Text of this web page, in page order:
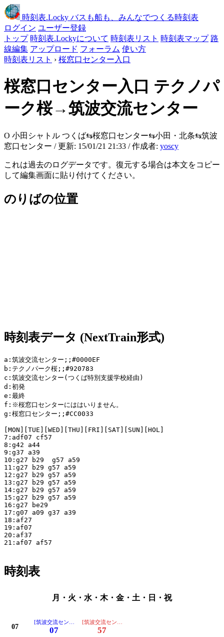
時刻表.Locky バスも船も、みんなでつくる時刻表
ログイン ユーザー登録
トップ 時刻表.Lockyについて 時刻表リスト 時刻表マップ 路
線編集 アップロード フォーラム 使い方
時刻表リスト › 桜窓口センター入口
桜窓口センター入口 テクノパ
ーク桜→筑波交流センター
O 小田シャトル つくば⇆桜窓口センター⇆小田・北条⇆筑波
窓口センター / 更新: 15/01/21 21:33 / 作成者: yoscy
これは過去のログデータです。復元する場合は本文をコピー
して編集画面に貼り付けてください。
のりばの位置
時刻表データ (NextTrain形式)
a:筑波交流センター;;#0000EF
b:テクノパーク桜;;#920783
c:筑波交流センター(つくば特別支援学校経由)
d:初発
e:最終
f:※桜窓口センターにははいりません。
g:桜窓口センター;;#CC0033
[MON][TUE][WED][THU][FRI][SAT][SUN][HOL]
7:adf07 cf57
8:g42 a44
9:g37 a39
10:g27 b29  g57 a59
11:g27 b29 g57 a59
12:g27 b29 g57 a59
13:g27 b29 g57 a59
14:g27 b29 g57 a59
15:g27 b29 g57 a59
16:g27 be29
17:g07 a09 g37 a39
18:af27
19:af07
20:af37
21:af07 af57
時刻表
月・火・水・木・金・土・日・祝
07
[筑波交流センター]初発※桜窓口センターにははいりません。
07
[筑波交流センター(つくば特別支援学校経由)]※桜窓口セ
57